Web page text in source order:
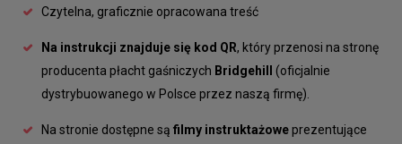
Czytelna, graficznie opracowana treść
Na instrukcji znajduje się kod QR, który przenosi na stronę
producenta płacht gaśniczych Bridgehill
(oficjalnie
dystrybuowanego w Polsce przez naszą firmę).
Na stronie dostępne są filmy instruktażoweprezentujące